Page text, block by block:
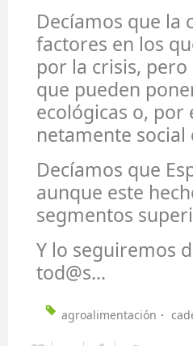
Decíamos que la
factores en los
por la crisis,
que pueden
ecológicas o,
netamente
Decíamos que
aunque este
segmentos
Y lo seguiremos
tod@s...
agroalimentación